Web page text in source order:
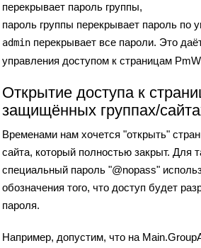
перекрывает пароль группы,
пароль группы перекрывает пароль по
admin перекрывает все пароли. Это
управления доступом к страницам
Открытие доступа к
защищённых группах/
Временами нам хочется "открыть"
сайта, который полностью закрыт. Для
специальный пароль "@nopass"
обозначения того, что доступ будет
пароля.
Например, допустим, что на